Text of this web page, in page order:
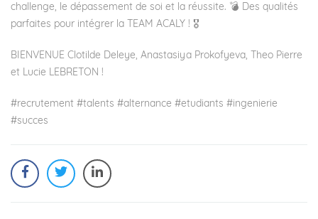
challenge, le dépassement de soi et la réussite. 💣 Des qualités
parfaites pour intégrer la TEAM ACALY ! 🎖
BIENVENUE Clotilde Deleye, Anastasiya Prokofyeva, Theo Pierre
et Lucie LEBRETON !
#recrutement #talents #alternance #etudiants #ingenierie
#succes